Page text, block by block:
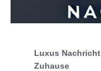
Luxus Nachricht
Zuhause